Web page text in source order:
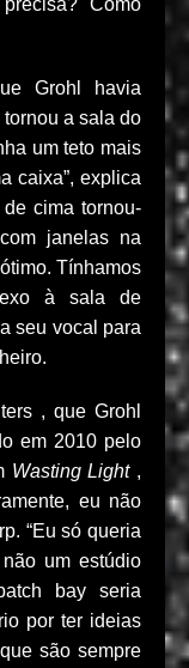
Grohl havia
a sala do
um teto mais
caixa”, explica
cima tornou-
janelas na
Tínhamos
à sala de
seu vocal para
, que Grohl
em 2010 pelo
Wasting Light,
eu não
“Eu só queria
um estúdio
bay seria
por ter ideias
são sempre